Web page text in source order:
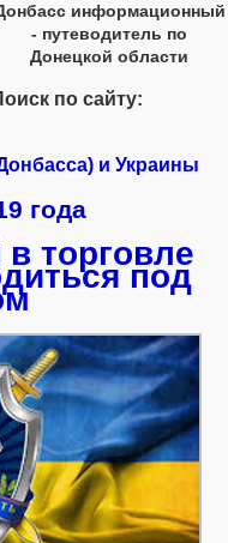
информационный
- путеводитель по
Донецкой области
по сайту:
и Украины
года
торговле
под